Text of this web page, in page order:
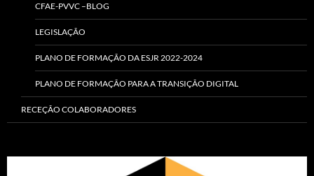
CFAE-PVVC –BLOG
LEGISLAÇÃO
PLANO DE FORMAÇÃO DA ESJR 2022-2024
PLANO DE FORMAÇÃO PARA A TRANSIÇÃO DIGITAL
RECEÇÃO COLABORADORES